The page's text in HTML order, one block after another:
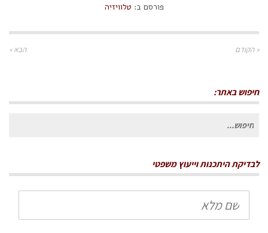
פורסם ב: טלוויזיה
« הקודם הבא »
חיפוש באתר:
חיפוש
לבדיקת היתכנות וייעוץ משפטי
שם
מלא